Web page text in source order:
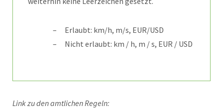
Erlaubt: km/h, m/s, EUR/USD
Nicht erlaubt: km / h, m / s, EUR / USD
Link zu den amtlichen Regeln: